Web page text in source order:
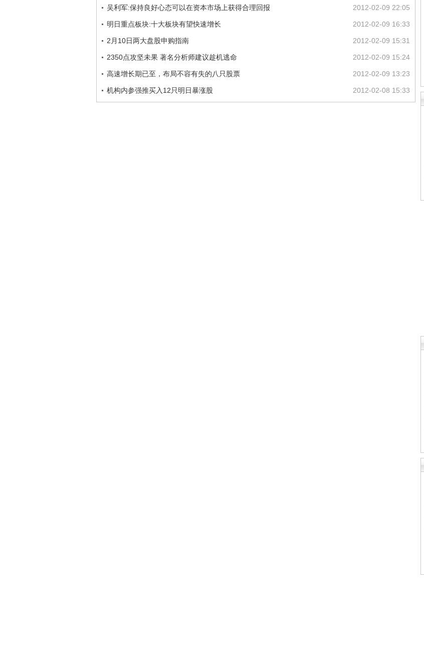
2012-02-09 22:05
吴利军:保持良好心态可以在资本市场上获得合理回报
2012-02-09 16:33
明日重点板块:十大板块有望快速增长
2012-02-09 15:31
2月10日两大盘股申购指南
2012-02-09 15:24
2350点攻坚未果 著名分析师建议趁机逃命
2012-02-09 13:23
高速增长期已至，布局不容有失的八只股票
2012-02-08 15:33
机构内参强推买入12只明日暴涨股